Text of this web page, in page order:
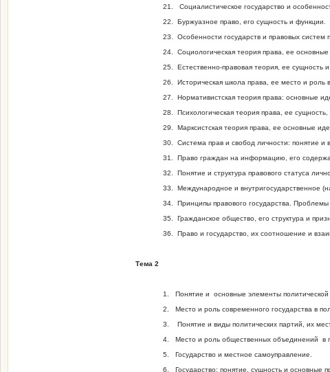
21. Социалистическое государство и
22. Буржуазное право, его сущность и функции.
23. Особенности государств и правовых систем
24. Социологическая теория права, ее
25. Естественно-правовая теория, ее сущность
26. Историческая школа права, ее место и роль
27. Нормативистская теория права: основные
28. Психологическая теория права, ее
29. Марксистская теория права, ее основные
30. Система прав и свобод личности: понятие и
31. Право граждан на информацию, его
32. Понятие и структура правового статуса
33. Международное и внутригосударственное
34. Принципы правового государства. Проблемы
35. Гражданское общество, его структура и
36. Право и государство, их соотношение и
Тема 2
1. Понятие и основные элементы политической
2. Место и роль современного государства в
3. Понятие и виды политических партий, их
4. Место и роль общественных объединений в
5. Государство и местное самоуправление.
6. Государство: понятие, сущность и основные